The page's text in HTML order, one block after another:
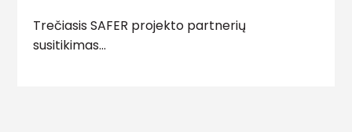
Trečiasis SAFER projekto partnerių
susitikimas…